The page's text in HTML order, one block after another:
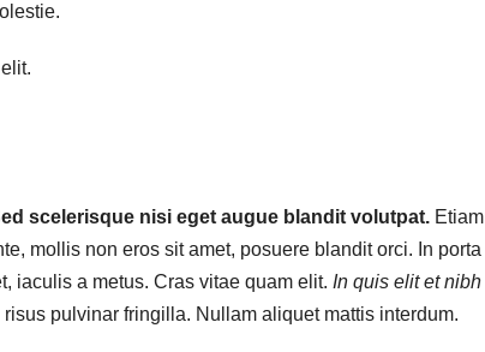
scelerisque nisi eget augue blandit volutpat. Etiam
mollis non eros sit amet, posuere blandit orci. In porta
iaculis a metus. Cras vitae quam elit. In quis elit et nibh
pulvinar fringilla. Nullam aliquet mattis interdum.